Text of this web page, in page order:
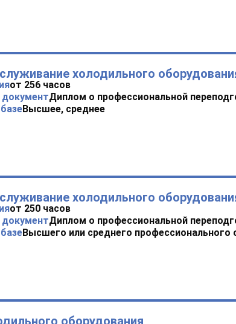
холодильного
от 256 часов
Диплом о профессиональной
Высшее, среднее
холодильного
от 250 часов
Диплом о профессиональной
Высшего или среднего профессионального
оборудования